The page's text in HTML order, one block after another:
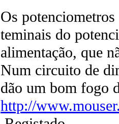
Os
teminais do
alimentação, que
Num circuito de
dão um bom fogo
http://